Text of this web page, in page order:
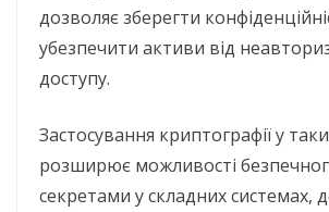
дозволяє зберегти
убезпечити активи від
доступу.
Застосування криптографії у
розширює можливості
секретами у складних системах,